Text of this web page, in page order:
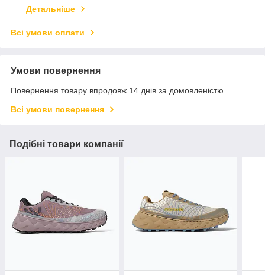
Детальніше
Всі умови оплати
Умови повернення
Повернення товару впродовж 14 днів за домовленістю
Всі умови повернення
Подібні товари компанії